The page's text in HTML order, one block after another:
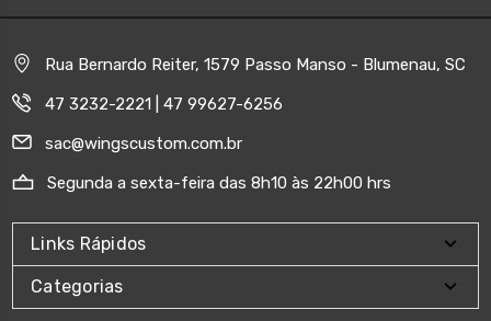
Rua Bernardo Reiter, 1579 Passo Manso - Blumenau, SC
47 3232-2221 | 47 99627-6256
sac@wingscustom.com.br
Segunda a sexta-feira das 8h10 às 22h00 hrs
Links Rápidos
Categorias